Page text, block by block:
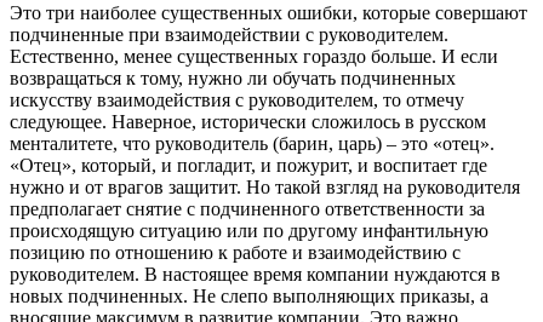
Это три наиболее существенных ошибки, которые совершают
подчиненные при взаимодействии с руководителем.
Естественно, менее существенных гораздо больше. И если
возвращаться к тому, нужно ли обучать подчиненных
искусству взаимодействия с руководителем, то отмечу
следующее. Наверное, исторически сложилось в русском
менталитете, что руководитель (барин, царь) – это «отец».
«Отец», который, и погладит, и пожурит, и воспитает где
нужно и от врагов защитит. Но такой взгляд на руководителя
предполагает снятие с подчиненного ответственности за
происходящую ситуацию или по другому инфантильную
позицию по отношению к работе и взаимодействию с
руководителем. В настоящее время компании нуждаются в
новых подчиненных. Не слепо выполняющих приказы, а
вносящие максимум в развитие компании. Это важно